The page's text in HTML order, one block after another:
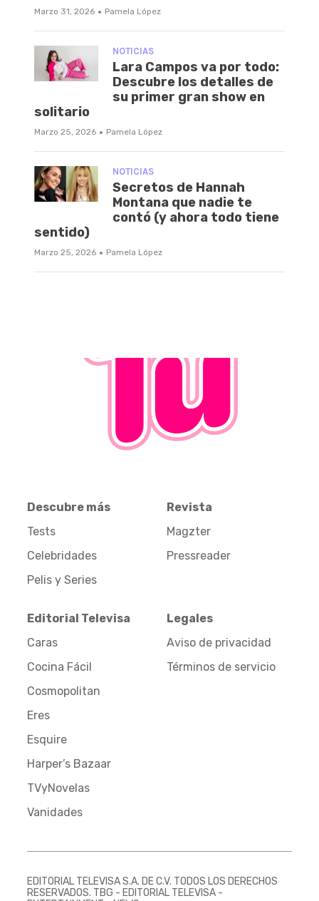
Marzo 31, 2026 · Pamela López
NOTICIAS
Lara Campos va por todo:
Descubre los detalles de
su primer gran show en
solitario
Marzo 25, 2026 · Pamela López
NOTICIAS
Secretos de Hannah
Montana que nadie te
contó (y ahora todo tiene
sentido)
Marzo 25, 2026 · Pamela López
Descubre más
Tests
Celebridades
Pelis y Series
Revista
Magzter
Pressreader
Editorial Televisa
Caras
Cocina Fácil
Cosmopolitan
Eres
Esquire
Harper’s Bazaar
TVyNovelas
Vanidades
Legales
Aviso de privacidad
Términos de servicio
EDITORIAL TELEVISA S.A. DE C.V. TODOS LOS DERECHOS
RESERVADOS. TBG - EDITORIAL TELEVISA -